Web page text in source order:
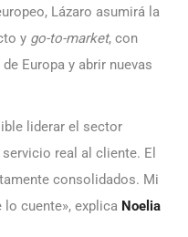
Lázaro asumirá la
y go-to-market, con
Europa y abrir nuevas
liderar el sector
real al cliente. El
consolidados. Mi
cuente», explica Noelia